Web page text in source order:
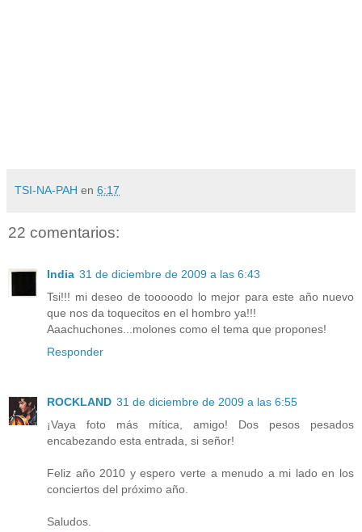
TSI-NA-PAH en 6:17
22 comentarios:
India 31 de diciembre de 2009 a las 6:43
Tsi!!! mi deseo de tooooodo lo mejor para este año nuevo
que nos da toquecitos en el hombro ya!!!
Aaachuchones...molones como el tema que propones!
Responder
ROCKLAND 31 de diciembre de 2009 a las 6:55
¡Vaya foto más mítica, amigo! Dos pesos pesados
encabezando esta entrada, si señor!
Feliz año 2010 y espero verte a menudo a mi lado en los
conciertos del próximo año.
Saludos.